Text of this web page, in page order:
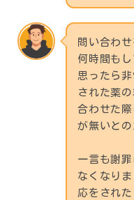
問い合わ
何時間も
思ったら
された薬
合わせた
が無いとの
一言も謝
なくなり
応をされた